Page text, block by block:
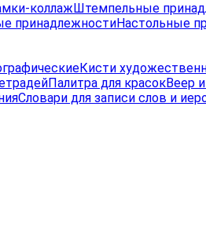
коллажШтемпельные
принадлежностиНастольные
Кисти
Палитра для красокВеер
Словари для записи слов и